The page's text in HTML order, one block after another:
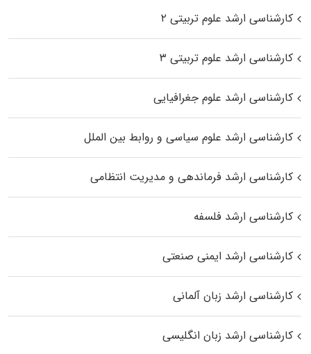
کارشناسی ارشد علوم تربیتی ۲
کارشناسی ارشد علوم تربیتی ۳
کارشناسی ارشد علوم جغرافیایی
کارشناسی ارشد علوم سیاسی و روابط بین الملل
کارشناسی ارشد فرماندهی و مدیریت انتظامی
کارشناسی ارشد فلسفه
کارشناسی ارشد ایمنی صنعتی
کارشناسی ارشد زبان آلمانی
کارشناسی ارشد زبان انگلیسی